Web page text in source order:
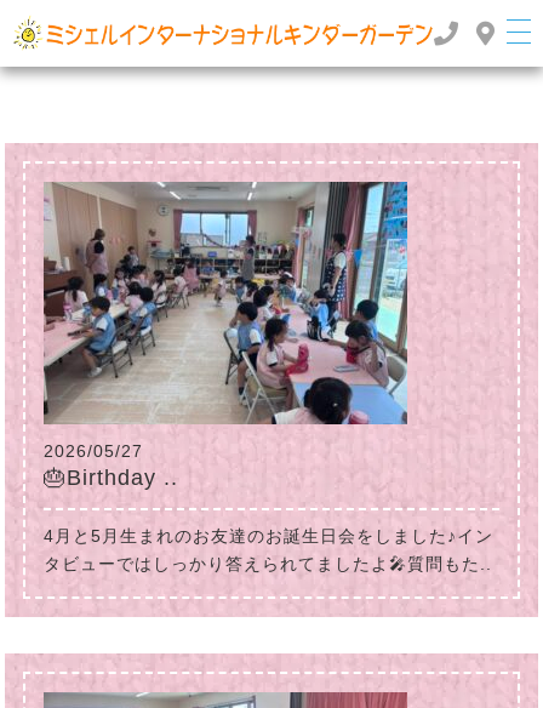
ーガーデン
TOP
2026/05/27
🎂Birthday ..
4月と5月生まれのお友達のお誕生日会をしました♪イン
タビューではしっかり答えられてましたよ🎤質問もた..